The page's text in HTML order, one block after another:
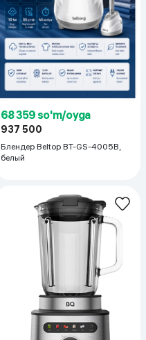
68 359 so'm/oyga
937 500
Блендер Beltop BT-GS-4005B,
белый